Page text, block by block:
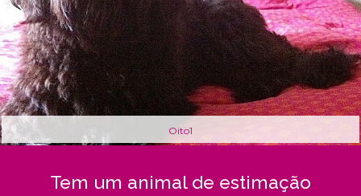
Oito1
Tem um animal de estimação